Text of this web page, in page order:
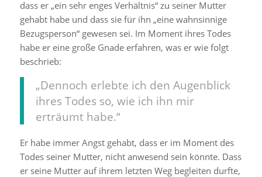
dass er „ein sehr enges Verhältnis“ zu seiner Mutter
gehabt habe und dass sie für ihn „eine wahnsinnige
Bezugsperson“ gewesen sei. Im Moment ihres Todes
habe er eine große Gnade erfahren, was er wie folgt
beschrieb:
„Dennoch erlebte ich den Augenblick
ihres Todes so, wie ich ihn mir
erträumt habe.“
Er habe immer Angst gehabt, dass er im Moment des
Todes seiner Mutter, nicht anwesend sein könnte. Dass
er seine Mutter auf ihrem letzten Weg begleiten durfte,